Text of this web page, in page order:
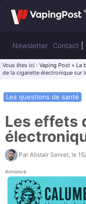
Newsletter Contact
Vous êtes ici : Vaping Post » La
de la cigarette électronique sur
Les questions de santé
Les effets
Par Alistair Servet , le
Annonce